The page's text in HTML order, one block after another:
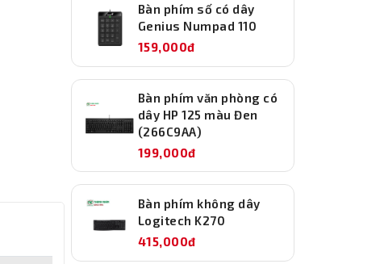
Bàn phím số có dây
Genius Numpad 110
159,000đ
Bàn phím văn phòng có
dây HP 125 màu Đen
(266C9AA)
199,000đ
Bàn phím không dây
Logitech K270
415,000đ